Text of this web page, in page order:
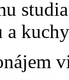
a